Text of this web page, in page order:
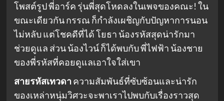
โพสต์รูป พี่อาร์ค รุ่นพี่สุดโหดลงในเพจของคณะ! ใน
ขณะเดียวกัน กรรณ ก็กำลังเผชิญกับปัญหาการนอน
ไม่หลับ แต่โชคดีที่ได้ โยธา น้องรหัสสุดน่ารักมา
ช่วยดูแล ส่วน น้องไวน์ ก็ได้พบกับ พี่ไฟฟ้า น้องชาย
ของพี่รหัสที่คอยดูแลเอาใจใส่เขา
สายรหัสเทวดาความสัมพันธ์ที่ซับซ้อนและน่ารัก
ของเหล่าหนุ่มวิศวะจะพาเราไปพบกับเรื่องราวสุด